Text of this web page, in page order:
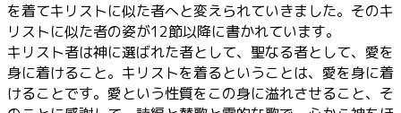
を着てキリストに似た者へと変えられていきました。そのキ
リストに似た者の姿が12節以降に書かれています。
キリスト者は神に選ばれた者として、聖なる者として、愛を
身に着けること。キリストを着るということは、愛を身に着
けることです。愛という性質をこの身に溢れさせること、そ